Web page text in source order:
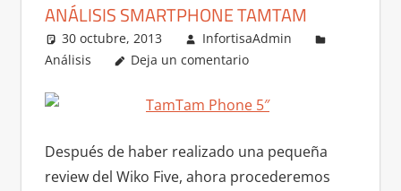
ANÁLISIS SMARTPHONE TAMTAM
30 octubre, 2013
InfortisaAdmin
Análisis
Deja un comentario
Después de haber realizado una pequeña
review del Wiko Five, ahora procederemos